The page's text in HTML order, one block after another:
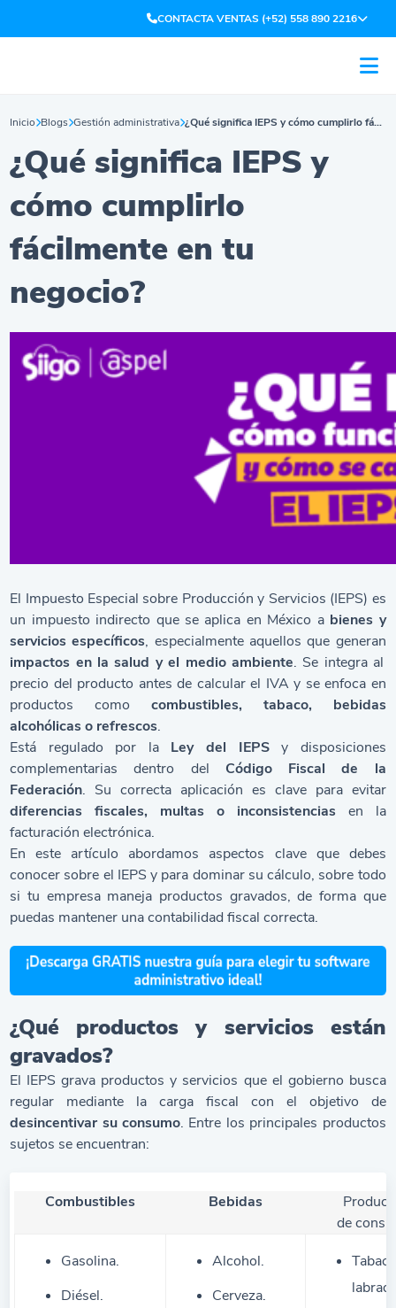
CONTACTA VENTAS (+52) 558 890 2216
Inicio Blogs Gestión administrativa ¿Qué significa IEPS y cómo cumplirlo fácilmente en tu negocio?
¿Qué significa IEPS y
cómo cumplirlo
fácilmente en tu
negocio?
El Impuesto Especial sobre Producción y Servicios (IEPS) es
un impuesto indirecto que se aplica en México abienes y
servicios específicos, especialmente aquellos que generan
impactos en la salud y el medio ambiente. Se integra al
precio del producto antes de calcular el IVA y se enfoca en
productos como combustibles, tabaco, bebidas
alcohólicas o refrescos.
Está regulado por la Ley del IEPSy disposiciones
complementarias dentro del Código Fiscal de la
Federación. Su correcta aplicación es clave para evitar
diferencias fiscales, multas o inconsistenciasen la
facturación electrónica.
En este artículo abordamos aspectos clave que debes
conocer sobre el IEPS y para dominar su cálculo, sobre todo
si tu empresa maneja productos gravados, de forma que
puedas mantener una contabilidad fiscal correcta.
¿Qué productos y servicios están
gravados?
El IEPS grava productos y servicios que el gobierno busca
regular mediante la carga fiscal con el objetivo de
desincentivar su consumo. Entre los principales productos
sujetos se encuentran:
Combustibles Bebidas
de
Gasolina.
Diésel.
Alcohol.
Cerveza.